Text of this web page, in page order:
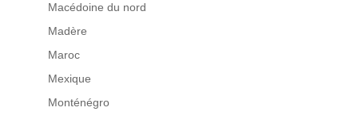
Macédoine du nord
Madère
Maroc
Mexique
Monténégro